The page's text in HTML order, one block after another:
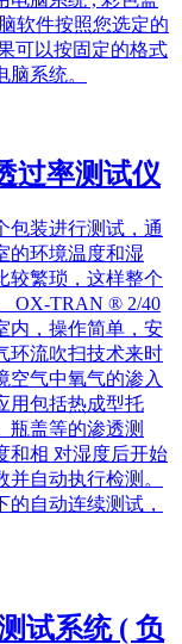
可以按固定的格式
脑系统。
率测试仪
包装进行测试，通
较繁琐，这样整个
OX-TRAN ® 2/40
内，操作简单，安
环流吹扫技术来时
空气中氧气的渗入
用包括热成型托
瓶盖等的渗透测
相 对湿度后开始
自动执行检测。
的自动连续测试，
试系统 ( 负